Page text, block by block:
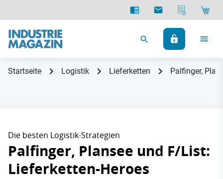
Startseite Logistik Lieferketten Palfinger,
Die besten Logistik-Strategien
Palfinger, Plansee und F/List:
Lieferketten-Heroes